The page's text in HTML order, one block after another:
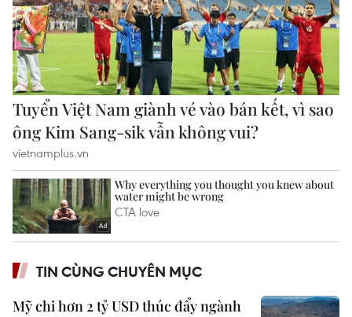
TIN CÙNG CHUYÊN MỤC
Mỹ chi hơn 2 tỷ USD thúc đẩy ngành